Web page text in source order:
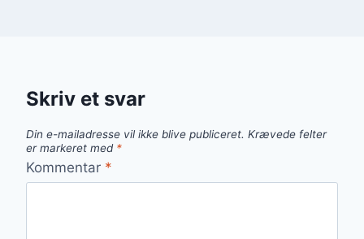
Skriv et svar
Din e-mailadresse vil ikke blive publiceret. Krævede felter
er markeret med *
Kommentar *